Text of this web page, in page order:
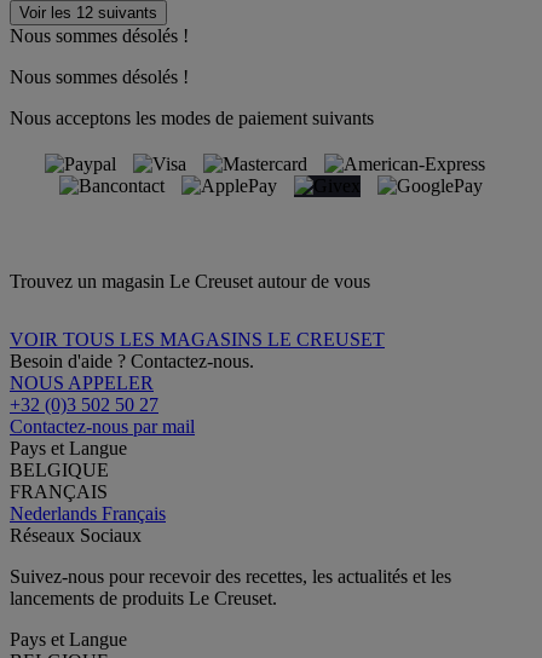
Voir les 12 suivants
Nous sommes désolés !
Nous sommes désolés !
Nous acceptons les modes de paiement suivants
Trouvez un magasin Le Creuset autour de vous
VOIR TOUS LES MAGASINS LE CREUSET
Besoin d'aide ? Contactez-nous.
NOUS APPELER
+32 (0)3 502 50 27
Contactez-nous par mail
Pays et Langue
BELGIQUE
FRANÇAIS
Nederlands Français
Réseaux Sociaux
Suivez-nous pour recevoir des recettes, les actualités et les
lancements de produits Le Creuset.
Pays et Langue